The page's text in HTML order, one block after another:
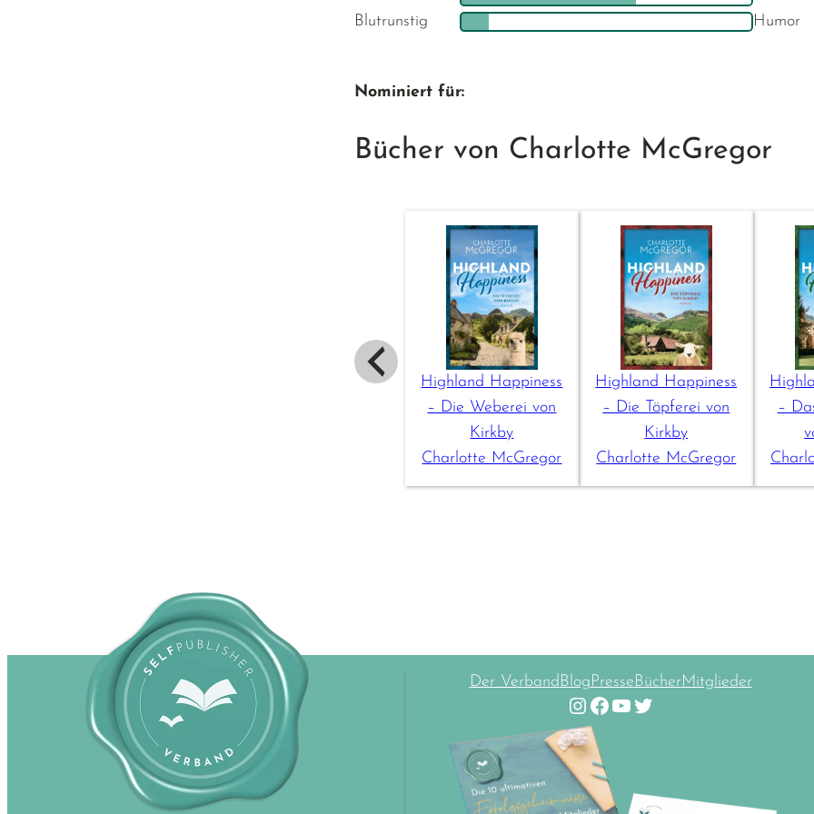
Blutrunstig
Humor
Nominiert für:
Bücher von Charlotte McGregor
Highland Happiness
– Die Weberei von
Kirkby
Charlotte McGregor
Highland Happiness
– Die Töpferei von
Kirkby
Charlotte McGregor
–
Der VerbandBlogPresseBücherMitglieder
Instagram Facebook YouTube Twitter